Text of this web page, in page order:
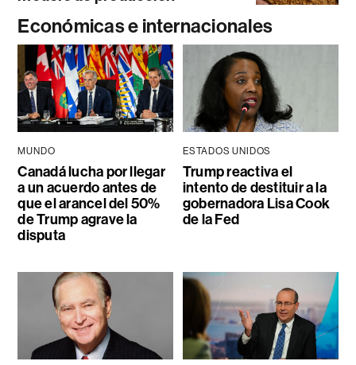
Económicas e internacionales
MUNDO
Canadá lucha por llegar
a un acuerdo antes de
que el arancel del 50%
de Trump agrave la
disputa
ESTADOS UNIDOS
Trump reactiva el
intento de destituir a la
gobernadora Lisa Cook
de la Fed